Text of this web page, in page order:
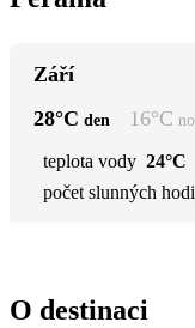
Září
28°C den 16°C
teplota vody 24°C
počet slunných
O destinaci